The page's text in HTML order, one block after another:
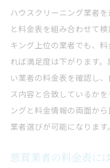
ハウスクリーニング業者
と料金表を組み合わせて
キング上位の業者でも、
れば満足度は下がります
い業者の料金表を確認し
ス内容と合致しているか
ングと料金情報の両面か
業者選びが可能になります。
悪質業者の料金表に